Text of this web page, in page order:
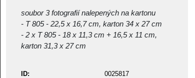
soubor 3 fotografií nalepených na kartonu
- T 805 - 22,5 x 16,7 cm, karton 34 x 27 cm
- 2 x T 805 - 18 x 11,3 cm + 16,5 x 11 cm,
karton 31,3 x 27 cm
ID:
0025817